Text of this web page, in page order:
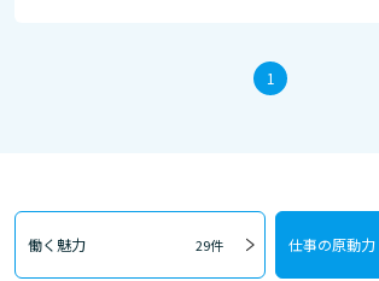
1
働く魅力 29件 仕事の原動力